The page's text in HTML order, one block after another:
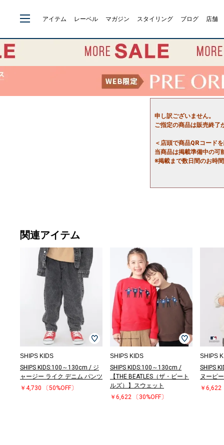
アイテム レーベル マガジン スタイリング ブログ 店舗
申し訳ございません。
ご指定の商品は販売終了
＜店頭で商品QRコード
当商品は掲載準備中の可
※掲載まで数日間のお時
関連アイテム
SHIPS KIDS
SHIPS KIDS:100～130cm / ジ
ャージー ライク デニム パンツ
￥4,730
〔50%OFF〕
SHIPS KIDS
SHIPS KIDS:100～130cm /
【THE BEATLES（ザ・ビート
ルズ）】スウェット
￥6,622
〔30%OFF〕
SHIPS
SHIPS
ヌーピ
￥6,622